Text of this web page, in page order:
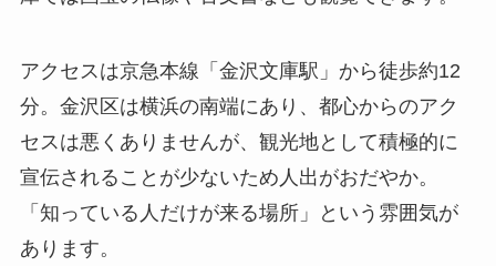
アクセスは京急本線「金沢文庫駅」から徒歩約12
分。金沢区は横浜の南端にあり、都心からのアク
セスは悪くありませんが、観光地として積極的に
宣伝されることが少ないため人出がおだやか。
「知っている人だけが来る場所」という雰囲気が
あります。